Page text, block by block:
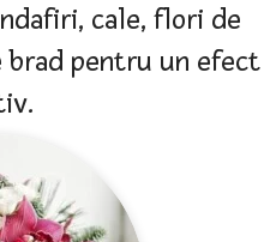
cale, flori de
brad pentru un efect